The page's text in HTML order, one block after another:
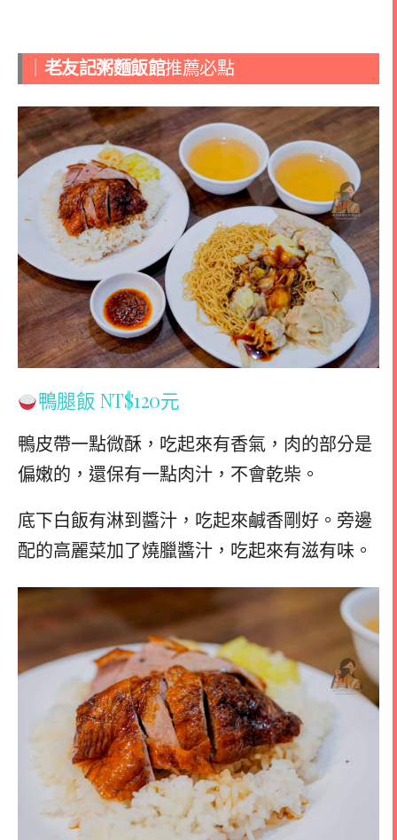
老友記粥麵飯館推薦必點
鴨腿飯 NT$120元
鴨皮帶一點微酥，吃起來有香氣，肉的部分是
偏嫩的，還保有一點肉汁，不會乾柴。
底下白飯有淋到醬汁，吃起來鹹香剛好。旁邊
配的高麗菜加了燒臘醬汁，吃起來有滋有味。